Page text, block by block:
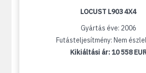
LOCUST L903 4X4
Gyártás éve: 2006
Futásteljesítmény: Nem
Kikiáltási ár:10 558